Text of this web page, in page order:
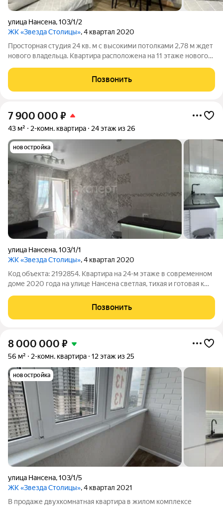
улица Нансена,103/1/2
ЖК «Звезда Столицы», 4 квартал 2020
Просторная студия 24 кв. м с высокими потолками 2,78 м ждет
нового владельца. Квартира расположена на 11 этаже нового
что гарантирует тишину и спокойствие. Внутри выполнен
качественный
Позвонить
7 900 000 ₽
43 м² 2-комн. квартира 24 этаж из 26
новостройка
улица Нансена,103/1/1
ЖК «Звезда Столицы», 4 квартал 2020
Код объекта: 2192854. Квартира на 24-м этаже в современном
доме 2020 года на улице Нансена светлая, тихая и готовая к
обеденную зону, и рабочее место. Высокий этаж дает
открытый городской вид
Позвонить
8 000 000 ₽
56 м² 2-комн. квартира 12 этаж из 25
новостройка
улица Нансена,103/1/5
ЖК «Звезда Столицы», 4 квартал 2021
В продаже двухкомнатная квартира в жилом комплексе